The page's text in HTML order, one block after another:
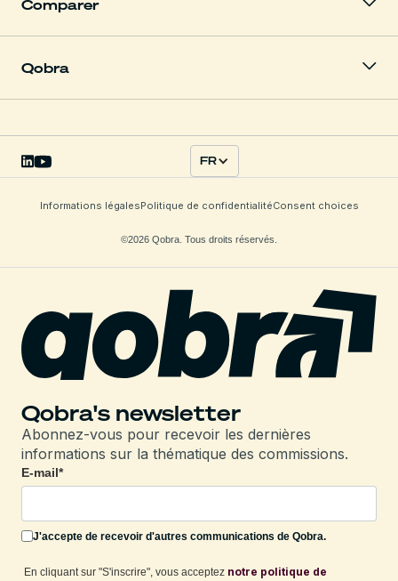
Comparer
Qobra
©2026 Qobra. Tous droits réservés.
Informations légalesPolitique de confidentialitéConsent choices
FR
Qobra's newsletter
Abonnez-vous pour recevoir les dernières
informations sur la thématique des commissions.
E-mail*
J'accepte de recevoir d'autres communications de Qobra.
En cliquant sur "S'inscrire", vous acceptez notre politique de